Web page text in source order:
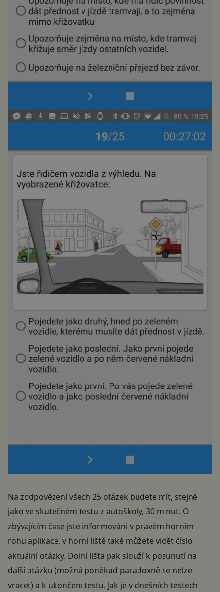
Na zodpovězení všech 25 otázek budete mít, stejně
jako ve skutečném testu z autoškoly, 30 minut. O
zbývajícím čase jste informováni v pravém horním
rohu aplikace, v horní liště také můžete vidět číslo
aktuální otázky. Dolní lišta pak slouží k posunutí na
další otázku (možná poněkud paradoxně se nelze
vracet) a k ukončení testu. Jak je v dnešních testech